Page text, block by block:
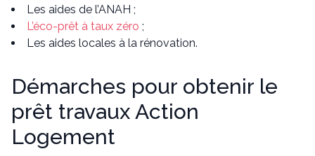
Les aides de l’ANAH ;
L’éco-prêt à taux zéro ;
Les aides locales à la rénovation.
Démarches pour obtenir le
prêt travaux Action
Logement